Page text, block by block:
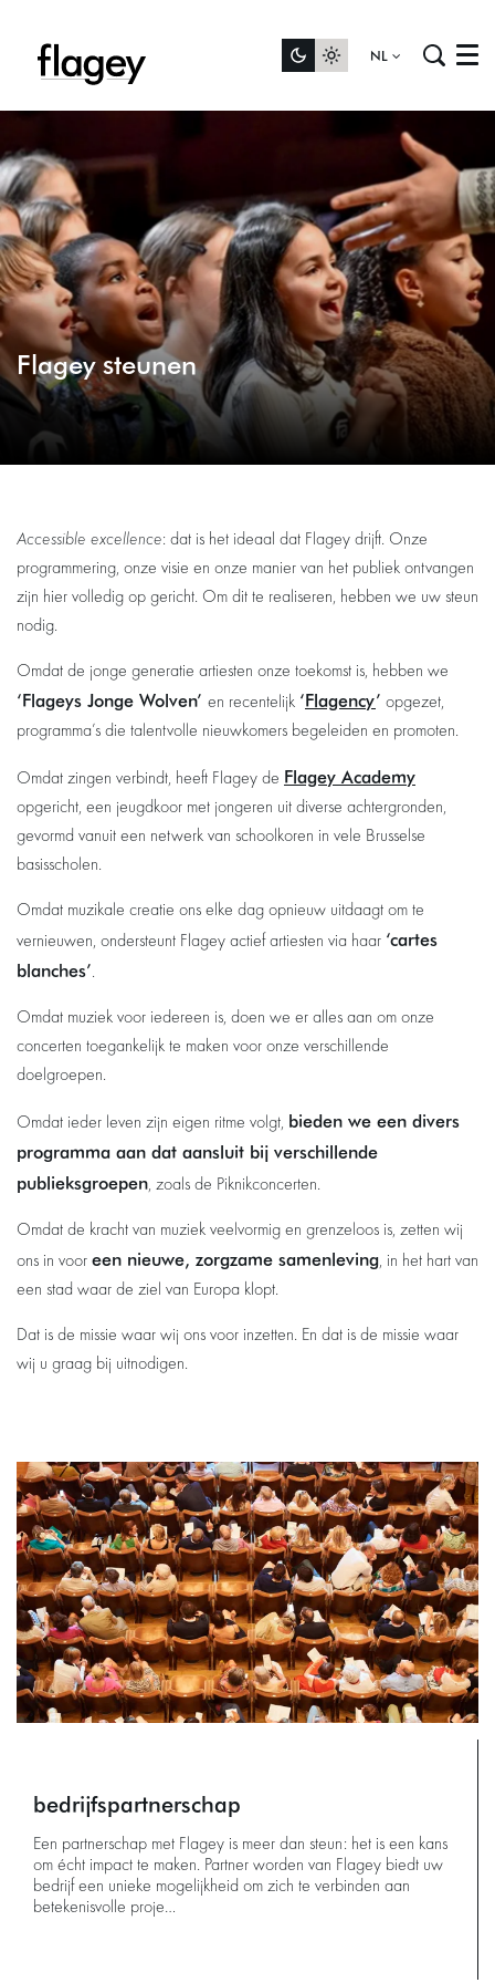
NL Menu
Flagey steunen
Accessible excellence: dat is het ideaal dat Flagey drijft. Onze
programmering, onze visie en onze manier van het publiek ontvangen
zijn hier volledig op gericht. Om dit te realiseren, hebben we uw steun
nodig.
Omdat de jonge generatie artiesten onze toekomst is, hebben we
‘Flageys Jonge Wolven’ en recentelijk ‘Flagency’ opgezet,
programma’s die talentvolle nieuwkomers begeleiden en promoten.
Omdat zingen verbindt, heeft Flagey de Flagey Academy
opgericht, een jeugdkoor met jongeren uit diverse achtergronden,
gevormd vanuit een netwerk van schoolkoren in vele Brusselse
basisscholen.
Omdat muzikale creatie ons elke dag opnieuw uitdaagt om te
vernieuwen, ondersteunt Flagey actief artiesten via haar ‘cartes
blanches’.
Omdat muziek voor iedereen is, doen we er alles aan om onze
concerten toegankelijk te maken voor onze verschillende
doelgroepen.
Omdat ieder leven zijn eigen ritme volgt, bieden we een divers
programma aan dat aansluit bij verschillende
publieksgroepen, zoals de Piknikconcerten.
Omdat de kracht van muziek veelvormig en grenzeloos is, zetten wij
ons in voor een nieuwe, zorgzame samenleving, in het hart van
een stad waar de ziel van Europa klopt.
Dat is de missie waar wij ons voor inzetten. En dat is de missie waar
wij u graag bij uitnodigen.
bedrijfspartnerschap
Een partnerschap met Flagey is meer dan steun: het is een kans
om écht impact te maken. Partner worden van Flagey biedt uw
bedrijf een unieke mogelijkheid om zich te verbinden aan
betekenisvolle proje…